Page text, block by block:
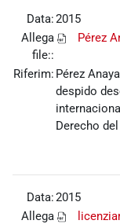
Data:2015
Allega
file::
Pérez
Riferim: Pérez
despido
Derecho
Data:2015
Allega